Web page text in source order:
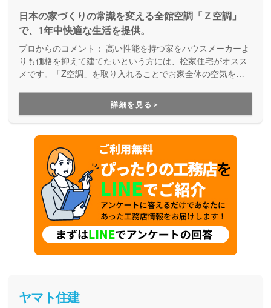
日本の家づくりの常識を変える全館空調「Ｚ空調」
で、1年中快適な生活を提供。
プロからのコメント：
りも価格を抑えて建てたいという方には、桧家住宅がオスス
メです。「Z空調」を取り入れることでお家全体の空気を循
まいづくりをしています。Z空調の性能を体験できる施設も
あるので、体験した上で納得してお家づくりを進めることが
出来ます。是非一度、実際に足を運んで体験してみてくださ
い。
詳細を見る＞
ヤマト住建